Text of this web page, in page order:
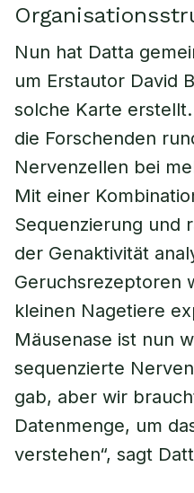
Nun hat Datta
um Erstautor David
solche Karte
die Forschenden
Nervenzellen bei
Mit einer
Sequenzierung und
der Genaktivität
Geruchsrezeptoren
kleinen Nagetiere
Mäusenase ist nun
sequenzierte
gab, aber wir
Datenmenge, um
verstehen“, sagt